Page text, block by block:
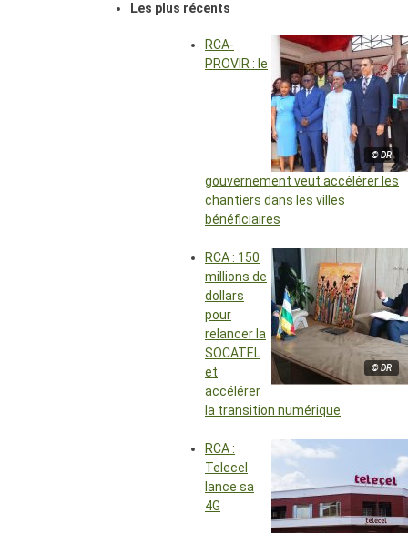
Les plus récents
© DR
RCA-
PROVIR : le
gouvernement veut accélérer les
chantiers dans les villes
bénéficiaires
© DR
RCA : 150
millions de
dollars
pour
relancer la
SOCATEL
et
accélérer
la transition numérique
RCA :
Telecel
lance sa
4G